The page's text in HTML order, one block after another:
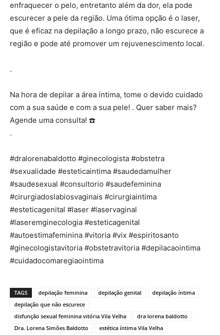
enfraquecer o pelo, entretanto além da dor, ela pode
escurecer a pele da região. Uma ótima opção é o laser,
que é eficaz na depilação a longo prazo, não escurece a
região e pode até promover um rejuvenescimento local.
.
Na hora de depilar a área íntima, tome o devido cuidado
com a sua saúde e com a sua pele! . Quer saber mais?
Agende uma consulta! ☎️
.
#dralorenabaldotto #ginecologista #obstetra
#sexualidade #esteticaintima #saudedamulher
#saudesexual #consultorio #saudefeminina
#cirurgiadoslabiosvaginais #cirurgiaintima
#esteticagenital #laser #laservaginal
#laseremginecologia #esteticagenital
#autoestimafeminina #vitoria #vix #espiritosanto
#ginecologistavitoria #obstetravitoria #depilacaointima
#cuidadocomaregiaointima
TAGS depilação feminina depilação genital
depilação íntima
depilação que não escurece
disfunção sexual feminina vitória Vila Velha
dra lorena baldotto
Dra. Lorena Simões Baldotto
estética íntima Vila Velha